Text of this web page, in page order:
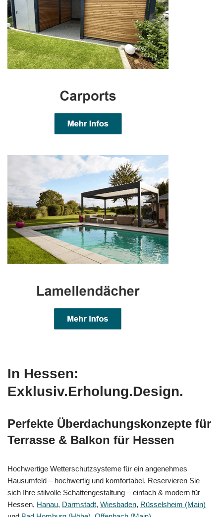
In Hessen:
Exklusiv.Erholung.Design.
Perfekte Überdachungskonzepte für
Terrasse & Balkon für Hessen
Hochwertige Wetterschutzsysteme für ein angenehmes
Hausumfeld – hochwertig und komfortabel. Reservieren Sie
sich Ihre stilvolle Schattengestaltung – einfach & modern für
Hessen, Hanau, Darmstadt, Wiesbaden, Rüsselsheim (Main)